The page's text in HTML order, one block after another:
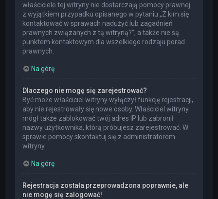
właściciele tej witryny nie dostarczają pomocy prawnej
z wyjątkiem przypadku opisanego w pytaniu „Z kim się
kontaktować w sprawach nadużyć lub zagadnień
prawnych związanych z tą witryną?”, a także nie są
punktem kontaktowym dla wszelkiego rodzaju porad
prawnych.
Na górę
Dlaczego nie mogę się zarejestrować?
Być może właściciel witryny wyłączył funkcję rejestracji,
aby nie rejestrowały się nowe osoby. Właściciel witryny
mógł także zablokować twój adres IP lub zabronił
nazwy użytkownika, którą próbujesz zarejestrować. W
sprawie pomocy skontaktuj się z administratorem
witryny.
Na górę
Rejestracja została przeprowadzona poprawnie, ale
nie mogę się zalogować!